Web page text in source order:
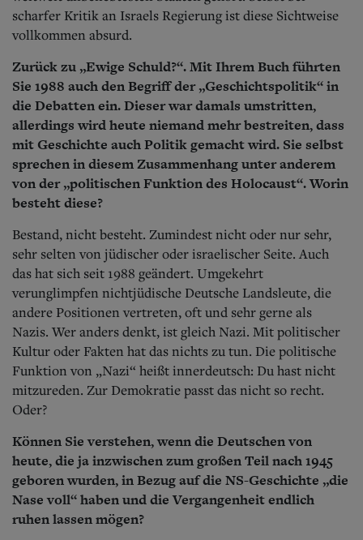
scharfer Kritik an Israels Regierung ist diese Sichtweise
vollkommen absurd.
Zurück zu „Ewige Schuld?“. Mit Ihrem Buch führten
Sie 1988 auch den Begriff der „Geschichtspolitik“ in
die Debatten ein. Dieser war damals umstritten,
allerdings wird heute niemand mehr bestreiten, dass
mit Geschichte auch Politik gemacht wird. Sie selbst
sprechen in diesem Zusammenhang unter anderem
von der „politischen Funktion des Holocaust“. Worin
besteht diese?
Bestand, nicht besteht. Zumindest nicht oder nur sehr,
sehr selten von jüdischer oder israelischer Seite. Auch
das hat sich seit 1988 geändert. Umgekehrt
verunglimpfen nichtjüdische Deutsche Landsleute, die
andere Positionen vertreten, oft und sehr gerne als
Nazis. Wer anders denkt, ist gleich Nazi. Mit politischer
Kultur oder Fakten hat das nichts zu tun. Die politische
Funktion von „Nazi“ heißt innerdeutsch: Du hast nicht
mitzureden. Zur Demokratie passt das nicht so recht.
Oder?
Können Sie verstehen, wenn die Deutschen von
heute, die ja inzwischen zum großen Teil nach 1945
geboren wurden, in Bezug auf die NS-Geschichte „die
Nase voll“ haben und die Vergangenheit endlich
ruhen lassen mögen?